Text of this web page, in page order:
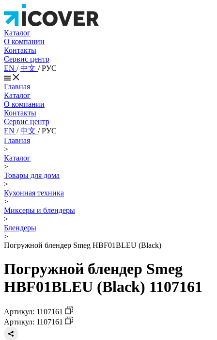
Каталог
О компании
Контакты
Сервис центр
EN /中文 /РУС
Главная
Каталог
О компании
Контакты
Сервис центр
EN /中文 /РУС
Главная
>
Каталог
>
Товары для дома
>
Кухонная техника
>
Миксеры и блендеры
>
Блендеры
>
Погружной блендер Smeg HBF01BLEU (Black)
Погружной блендер Smeg
HBF01BLEU (Black) 1107161
Артикул: 1107161
Артикул: 1107161